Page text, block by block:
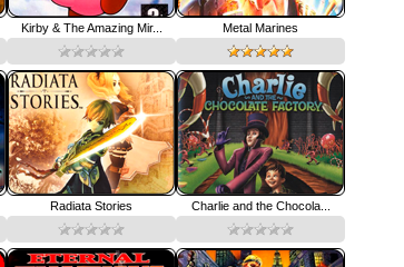
Kirby & The Amazing Mir... Metal Marines
Radiata Stories Charlie and the Chocola...